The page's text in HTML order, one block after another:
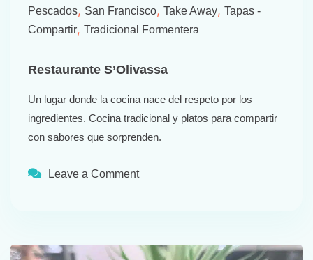
Pescados, San Francisco, Take Away, Tapas -
Compartir, Tradicional Formentera
Restaurante S’Olivassa
Un lugar donde la cocina nace del respeto por los
ingredientes. Cocina tradicional y platos para compartir
con sabores que sorprenden.
Leave a Comment